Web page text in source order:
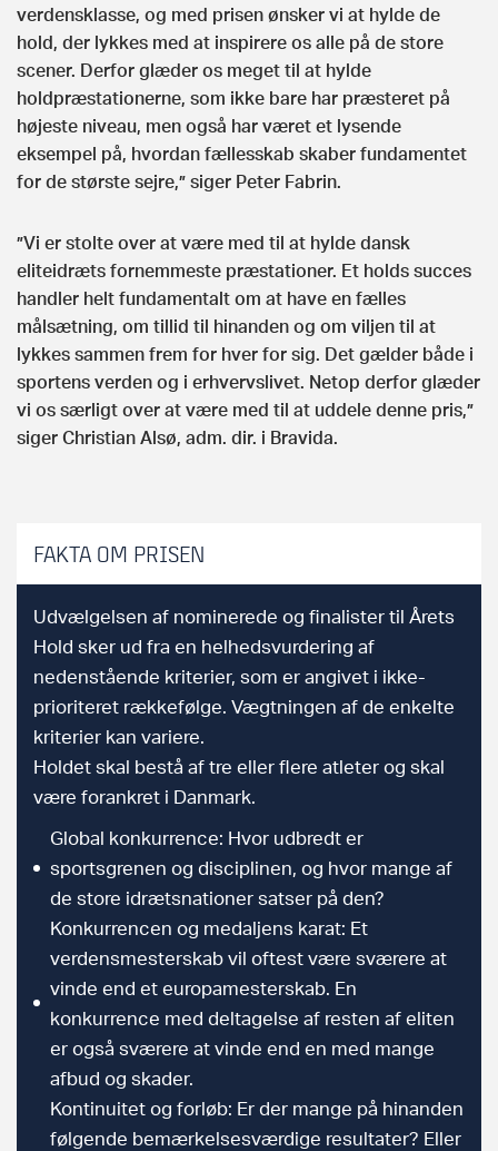
verdensklasse, og med prisen ønsker vi at hylde de
hold, der lykkes med at inspirere os alle på de store
scener. Derfor glæder os meget til at hylde
holdpræstationerne, som ikke bare har præsteret på
højeste niveau, men også har været et lysende
eksempel på, hvordan fællesskab skaber fundamentet
for de største sejre,” siger Peter Fabrin.
”Vi er stolte over at være med til at hylde dansk
eliteidræts fornemmeste præstationer. Et holds succes
handler helt fundamentalt om at have en fælles
målsætning, om tillid til hinanden og om viljen til at
lykkes sammen frem for hver for sig. Det gælder både i
sportens verden og i erhvervslivet. Netop derfor glæder
vi os særligt over at være med til at uddele denne pris,”
siger Christian Alsø, adm. dir. i Bravida.
FAKTA OM PRISEN
Udvælgelsen af nominerede og finalister til Årets
Hold sker ud fra en helhedsvurdering af
nedenstående kriterier, som er angivet i ikke-
prioriteret rækkefølge. Vægtningen af de enkelte
kriterier kan variere.
Holdet skal bestå af tre eller flere atleter og skal
være forankret i Danmark.
Global konkurrence: Hvor udbredt er
sportsgrenen og disciplinen, og hvor mange af
de store idrætsnationer satser på den?
Konkurrencen og medaljens karat: Et
verdensmesterskab vil oftest være sværere at
vinde end et europamesterskab. En
konkurrence med deltagelse af resten af eliten
er også sværere at vinde end en med mange
afbud og skader.
Kontinuitet og forløb: Er der mange på hinanden
følgende bemærkelsesværdige resultater? Eller